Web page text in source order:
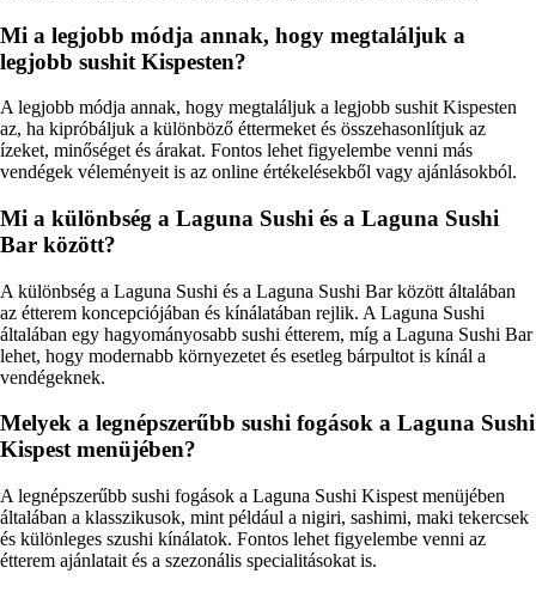
Mi a legjobb módja annak, hogy megtaláljuk a
legjobb sushit Kispesten?
A legjobb módja annak, hogy megtaláljuk a legjobb sushit Kispesten
az, ha kipróbáljuk a különböző éttermeket és összehasonlítjuk az
ízeket, minőséget és árakat. Fontos lehet figyelembe venni más
vendégek véleményeit is az online értékelésekből vagy ajánlásokból.
Mi a különbség a Laguna Sushi és a Laguna Sushi
Bar között?
A különbség a Laguna Sushi és a Laguna Sushi Bar között általában
az étterem koncepciójában és kínálatában rejlik. A Laguna Sushi
általában egy hagyományosabb sushi étterem, míg a Laguna Sushi Bar
lehet, hogy modernabb környezetet és esetleg bárpultot is kínál a
vendégeknek.
Melyek a legnépszerűbb sushi fogások a Laguna Sushi
Kispest menüjében?
A legnépszerűbb sushi fogások a Laguna Sushi Kispest menüjében
általában a klasszikusok, mint például a nigiri, sashimi, maki tekercsek
és különleges szushi kínálatok. Fontos lehet figyelembe venni az
étterem ajánlatait és a szezonális specialitásokat is.